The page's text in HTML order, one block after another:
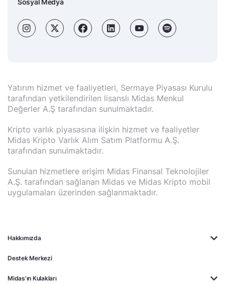
Hakkımızda
Destek Merkezi
Midas'ın Kulakları
Sosyal Medya
Yatırım hizmet ve faaliyetleri, Sermaye Piyasası Kurulu
tarafından yetkilendirilen lisanslı Midas Menkul
Değerler A.Ş tarafından sunulmaktadır.
Kripto varlık piyasasına ilişkin hizmet ve faaliyetler
Midas Kripto Varlık Alım Satım Platformu A.Ş.
tarafından sunulmaktadır.
Sunulan hizmetlere erişim Midas Finansal Teknolojiler
A.Ş. tarafından sağlanan Midas ve Midas Kripto mobil
uygulamaları üzerinden sağlanmaktadır.